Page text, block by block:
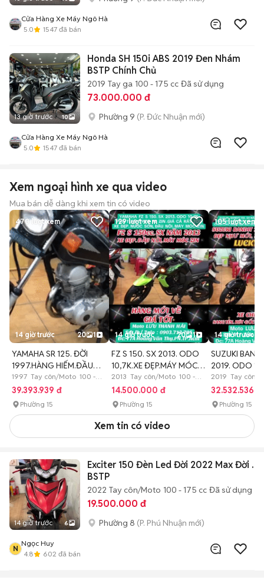
Cửa Hàng Xe Máy Ngô Hà
5.0
1547 đã bán
13 giờ trước 10
Honda SH 150i ABS 2019 Đen Nhám
BSTP Chính Chủ
2019 Tay ga 100 - 175 cc Đã sử dụng
73.000.000 đ
Phường 9 (P. Đức Nhuận mới)
Cửa Hàng Xe Máy Ngô Hà
5.0
1547 đã bán
Xem ngoại hình xe qua video
Mua bán dễ dàng khi xem tin có video
470lượt xem
14 giờ trước 20 1
YAMAHA SR 125. ĐỜI
1997.HÀNG HIẾM.ĐẦU
NỒI,MÁY ZIN
1997 Tay côn/Moto 100 -
175 cc Đã sử dụng
39.393.939 đ
Phường 15
129lượt xem
14 giờ trước 20 1
FZ S 150. SX 2013. ODO
10,7K.XE ĐẸP.MÁY MÓC
ZIN
2013 Tay côn/Moto 100 -
175 cc Đã sử dụng
14.500.000 đ
Phường 15
105lượt xem
14 giờ trước
SUZUKI BANDIT 150.SX
2019. ODO
KENG.ZIN
2019 Tay côn/
175 cc Đã sử
32.532.536 đ
Phường 15
Xem tin có video
14 giờ trước 6
Exciter 150 Đèn Led Đời 2022 Max Đời .
BSTP
2022 Tay côn/Moto 100 - 175 cc Đã sử dụng
19.500.000 đ
Phường 8 (P. Phú Nhuận mới)
N
Ngọc Huy
4.8
602 đã bán